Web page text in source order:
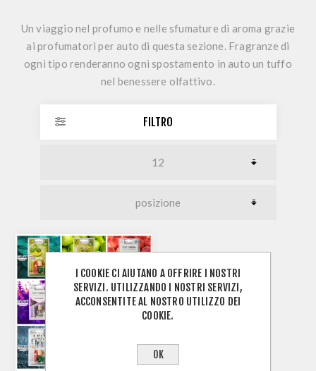
Un viaggio nel profumo e nelle sfumature di aroma grazie
ai profumatori per auto di questa sezione. Fragranze di
ogni tipo renderanno ogni spostamento in auto un tuffo
nel benessere olfattivo.
FILTRO
I COOKIE CI AIUTANO A OFFRIRE I NOSTRI
SERVIZI. UTILIZZANDO I NOSTRI SERVIZI,
ACCONSENTITE AL NOSTRO UTILIZZO DEI
COOKIE.
OK